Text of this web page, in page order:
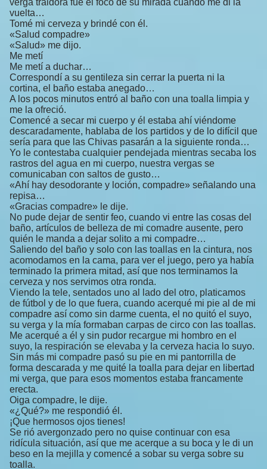
verga traidora fue el foco de su mirada cuando me di la
vuelta…
Tomé mi cerveza y brindé con él.
«Salud compadre»
«Salud» me dijo.
Me metí
Me metí a duchar…
Correspondí a su gentileza sin cerrar la puerta ni la
cortina, el baño estaba anegado…
A los pocos minutos entró al baño con una toalla limpia y
me la ofreció.
Comencé a secar mi cuerpo y él estaba ahí viéndome
descaradamente, hablaba de los partidos y de lo difícil que
sería para que las Chivas pasarán a la siguiente ronda…
Yo le contestaba cualquier pendejada mientras secaba los
rastros del agua en mi cuerpo, nuestra vergas se
comunicaban con saltos de gusto…
«Ahí hay desodorante y loción, compadre» señalando una
repisa…
«Gracias compadre» le dije.
No pude dejar de sentir feo, cuando vi entre las cosas del
baño, artículos de belleza de mi comadre ausente, pero
quién le manda a dejar solito a mi compadre…
Saliendo del baño y solo con las toallas en la cintura, nos
acomodamos en la cama, para ver el juego, pero ya había
terminado la primera mitad, así que nos terminamos la
cerveza y nos servimos otra ronda.
Viendo la tele, sentados uno al lado del otro, platicamos
de fútbol y de lo que fuera, cuando acerqué mi pie al de mi
compadre así como sin darme cuenta, el no quitó el suyo,
su verga y la mía formaban carpas de circo con las toallas.
Me acerqué a él y sin pudor recargue mi hombro en el
suyo, la respiración se elevaba y la cerveza hacia lo suyo.
Sin más mi compadre pasó su pie en mi pantorrilla de
forma descarada y me quité la toalla para dejar en libertad
mi verga, que para esos momentos estaba francamente
erecta.
Oiga compadre, le dije.
«¿Qué?» me respondió él.
¡Que hermosos ojos tienes!
Se rió avergonzado pero no quise continuar con esa
ridícula situación, así que me acerque a su boca y le di un
beso en la mejilla y comencé a sobar su verga sobre su
toalla.